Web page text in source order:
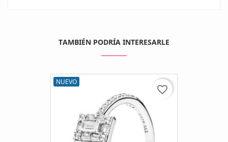
TAMBIÉN PODRÍA INTERESARLE
NUEVO
favorite_border